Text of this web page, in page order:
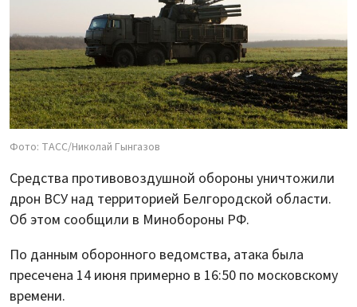
Фото: ТАСС/Николай Гынгазов
Средства противовоздушной обороны уничтожили
дрон ВСУ над территорией Белгородской области.
Об этом сообщили в Минобороны РФ.
По данным оборонного ведомства, атака была
пресечена 14 июня примерно в 16:50 по московскому
времени.